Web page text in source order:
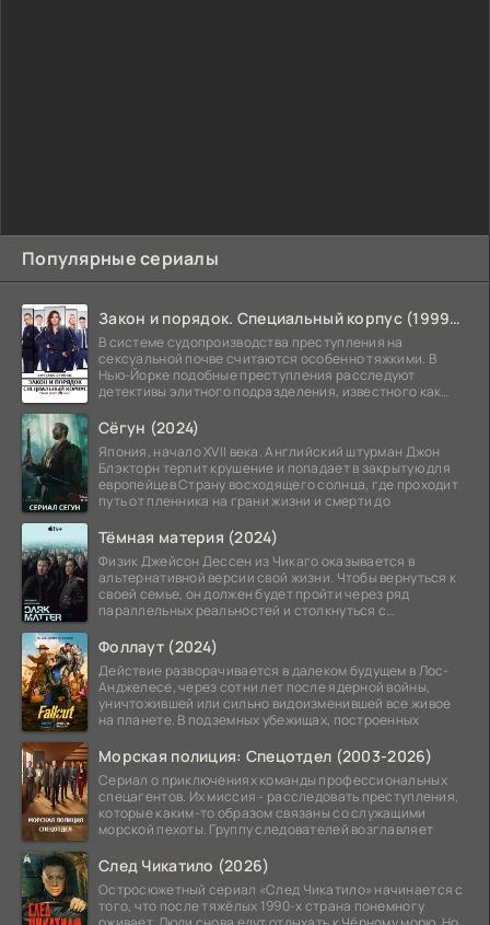
Популярные сериалы
Закон и порядок. Специальный корпус (1999-2026)
В системе судопроизводства преступления на
сексуальной почве считаются особенно тяжкими. В
Нью-Йорке подобные преступления расследуют
детективы элитного подразделения, известного как
Сёгун (2024)
Япония, начало XVII века. Английский штурман Джон
Блэкторн терпит крушение и попадает в закрытую для
европейцев Страну восходящего солнца, где проходит
путь от пленника на грани жизни и смерти до
Тёмная материя (2024)
Физик Джейсон Дессен из Чикаго оказывается в
альтернативной версии свой жизни. Чтобы вернуться к
своей семье, он должен будет пройти через ряд
параллельных реальностей и столкнуться с
Фоллаут (2024)
Действие разворачивается в далеком будущем в Лос-
Анджелесе, через сотни лет после ядерной войны,
уничтожившей или сильно видоизменившей все живое
на планете. В подземных убежищах, построенных
Морская полиция: Спецотдел (2003-2026)
Сериал о приключениях команды профессиональных
спецагентов. Их миссия - расследовать преступления,
которые каким-то образом связаны со служащими
морской пехоты. Группу следователей возглавляет
След Чикатило (2026)
Остросюжетный сериал «След Чикатило» начинается с
того, что после тяжёлых 1990-х страна понемногу